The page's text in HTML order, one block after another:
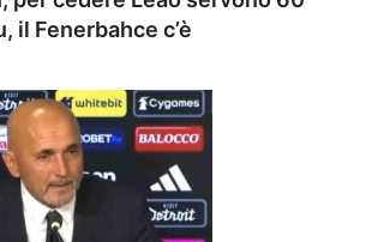
il Fenerbahce c’è